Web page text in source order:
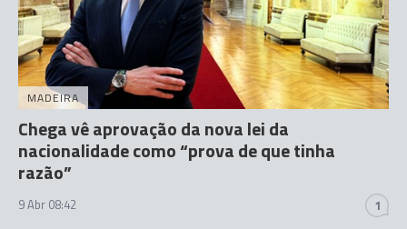
MADEIRA
Chega vê aprovação da nova lei da
nacionalidade como “prova de que tinha
razão”
9 Abr 08:42 1